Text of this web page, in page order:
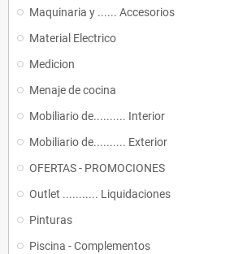
Maquinaria y ...... Accesorios
Material Electrico
Medicion
Menaje de cocina
Mobiliario de.......... Interior
Mobiliario de.......... Exterior
OFERTAS - PROMOCIONES
Outlet ........... Liquidaciones
Pinturas
Piscina - Complementos